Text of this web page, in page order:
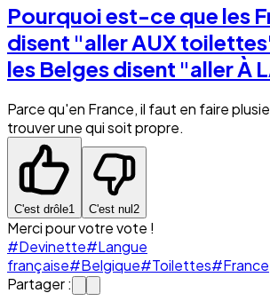
Pourquoi est-ce que les
disent "aller AUX
les Belges disent "aller À
Parce qu'en France, il faut en faire
trouver une qui soit propre.
C'est drôle1 C'est nul2
Merci pour votre vote !
#Devinette#Langue
française#Belgique#Toilettes#France
Partager :